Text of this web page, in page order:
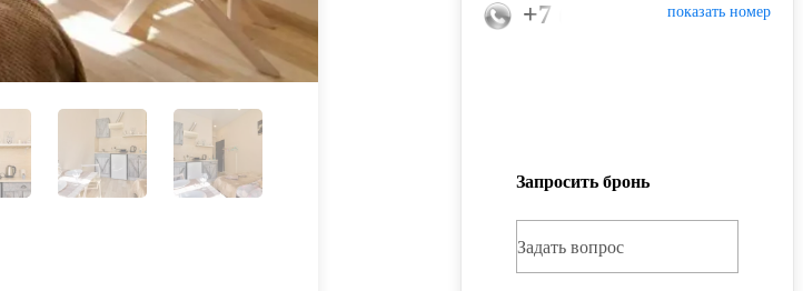
показать номер
+7 (922) 281-33-71
Запросить бронь
Задать вопрос